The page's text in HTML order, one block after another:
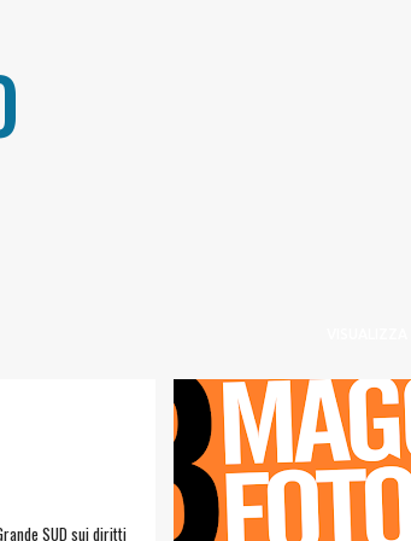
SUD sui diritti
3MAGGIO 3FOTO
PRO LOCO SICULIANA